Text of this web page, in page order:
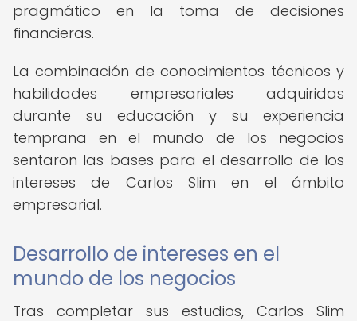
pragmático en la toma de decisiones
financieras.
La combinación de conocimientos técnicos y
habilidades empresariales adquiridas
durante su educación y su experiencia
temprana en el mundo de los negocios
sentaron las bases para el desarrollo de los
intereses de Carlos Slim en el ámbito
empresarial.
Desarrollo de intereses en el
mundo de los negocios
Tras completar sus estudios, Carlos Slim